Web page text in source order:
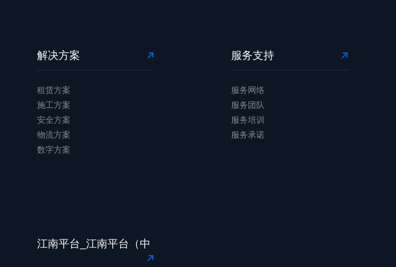
解决方案
租赁方案
施工方案
安全方案
物流方案
数字方案
服务支持
服务网络
服务团队
服务培训
服务承诺
江南平台_江南平台（中